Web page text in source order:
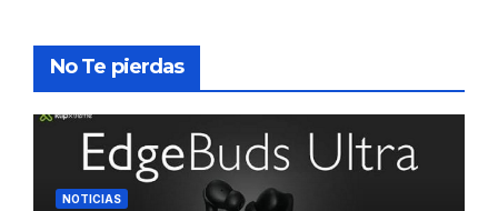
No Te pierdas
NOTICIAS